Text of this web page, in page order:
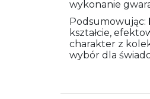
wykonanie
Podsumowując:
kształcie,
charakter z
wybór dla